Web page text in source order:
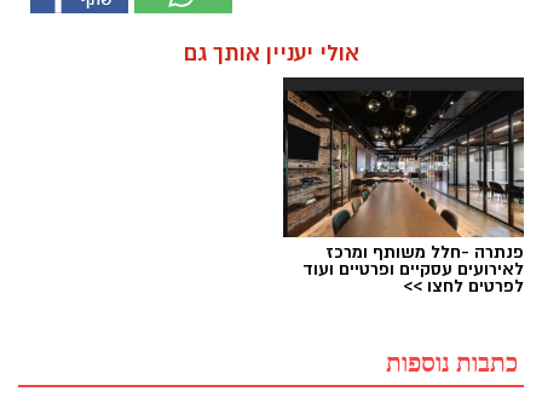
אולי יעניין אותך גם
פנתרה -חלל משותף ומרכז
לאירועים עסקיים ופרטיים ועוד
לפרטים לחצו >>
כתבות נוספות